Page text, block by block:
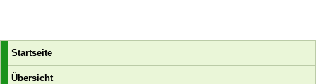
Startseite
Übersicht